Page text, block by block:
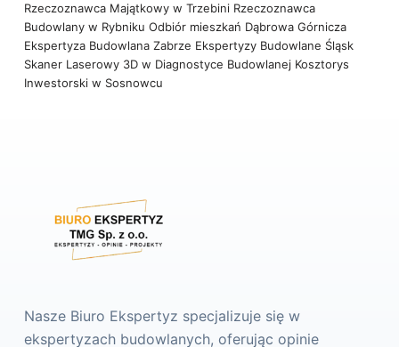
Rzeczoznawca Majątkowy w Trzebini Rzeczoznawca
Budowlany w Rybniku Odbiór mieszkań Dąbrowa Górnicza
Ekspertyza Budowlana Zabrze Ekspertyzy Budowlane Śląsk
Skaner Laserowy 3D w Diagnostyce Budowlanej Kosztorys
Inwestorski w Sosnowcu
Nasze Biuro Ekspertyz specjalizuje się w
ekspertyzach budowlanych, oferując opinie